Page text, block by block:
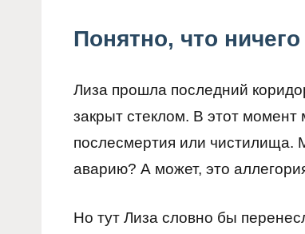
Понятно, что
Лиза прошла последний
закрыт стеклом. В этот момент
послесмертия или чистилища.
аварию? А может, это
Но тут Лиза словно бы